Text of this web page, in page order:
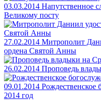
03.03.2014 Напутственное
Великому посту
27.02.2014 Митрополит
ордена Святой Анны
26.02.2014 Проповедь
09.01.2014 Рождественское
2014 год